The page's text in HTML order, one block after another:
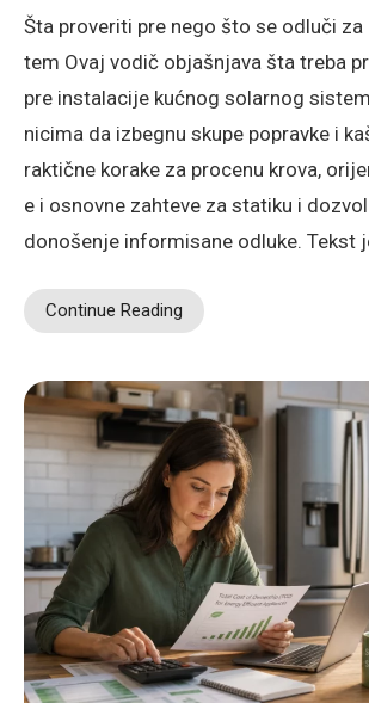
Šta proveriti pre nego što se odluči
tem Ovaj vodič objašnjava šta treba
pre instalacije kućnog solarnog
nicima da izbegnu skupe popravke i
raktične korake za procenu krova,
e i osnovne zahteve za statiku i
donošenje informisane odluke. Tekst
Continue Reading